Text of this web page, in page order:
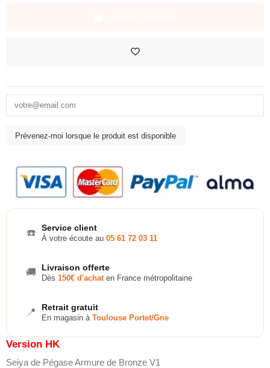
☎️ Service client
À votre écoute au 05 61 72 03 11
🚚 Livraison offerte
Dès 150€ d'achaten France métropolitaine
📍 Retrait gratuit
En magasin à Toulouse Portet/Gne
Version HK
Seiya de Pégase Armure de Bronze V1